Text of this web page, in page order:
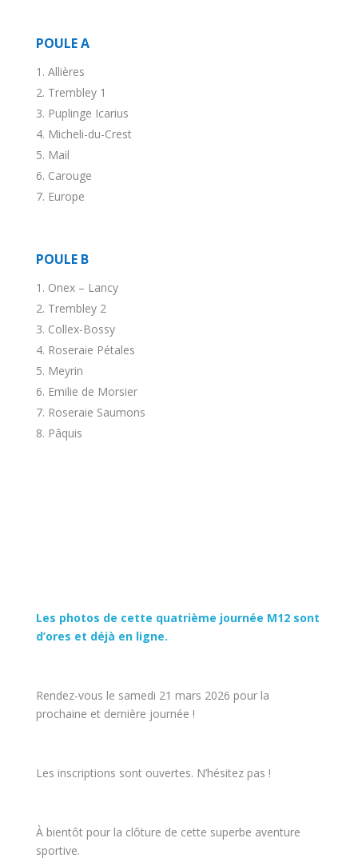
POULE A
Allières
Trembley 1
Puplinge Icarius
Micheli-du-Crest
Mail
Carouge
Europe
POULE B
Onex – Lancy
Trembley 2
Collex-Bossy
Roseraie Pétales
Meyrin
Emilie de Morsier
Roseraie Saumons
Pâquis
Les photos de cette quatrième journée M12 sont
d’ores et déjà en ligne.
Rendez-vous le samedi 21 mars 2026 pour la
prochaine et dernière journée !
Les inscriptions sont ouvertes. N’hésitez pas !
À bientôt pour la clôture de cette superbe aventure
sportive.